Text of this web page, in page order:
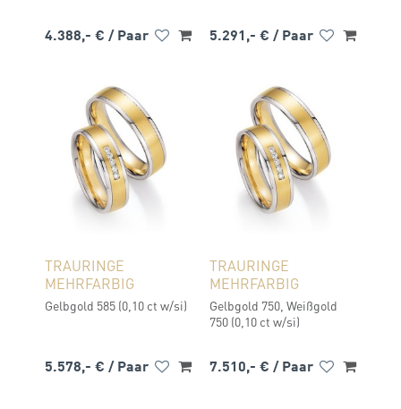
4.388,- € / Paar 5.291,- € / Paar
TRAURINGE
MEHRFARBIG
Gelbgold 585 (0,10 ct w/si)
5.578,- € / Paar
TRAURINGE
MEHRFARBIG
Gelbgold 750, Weißgold
750 (0,10 ct w/si)
7.510,- € / Paar